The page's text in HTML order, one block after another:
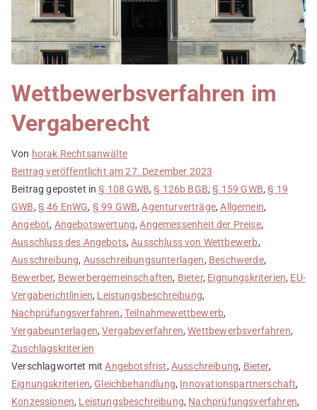
Wettbewerbsverfahren im
Vergaberecht
Von horak Rechtsanwälte
Beitrag veröffentlicht am27. Dezember 2023
Beitrag gepostet in§ 108 GWB,§ 126b BGB,§ 159 GWB,§ 19
GWB, § 46 EnWG, § 99 GWB,Agenturverträge,Allgemein,
Angebot, Angebotswertung,Angemessenheit der Preise,
Ausschluss des Angebots,Ausschluss von Wettbewerb,
Ausschreibung, Ausschreibungsunterlagen, Beschwerde,
Bewerber, Bewerbergemeinschaften, Bieter, Eignungskriterien, EU-
Vergaberichtlinien, Leistungsbeschreibung,
Nachprüfungsverfahren, Teilnahmewettbewerb,
Vergabeunterlagen,Vergabeverfahren,Wettbewerbsverfahren,
Zuschlagskriterien
Verschlagwortet mitAngebotsfrist, Ausschreibung, Bieter,
Eignungskriterien, Gleichbehandlung, Innovationspartnerschaft,
Konzessionen, Leistungsbeschreibung, Nachprüfungsverfahren,